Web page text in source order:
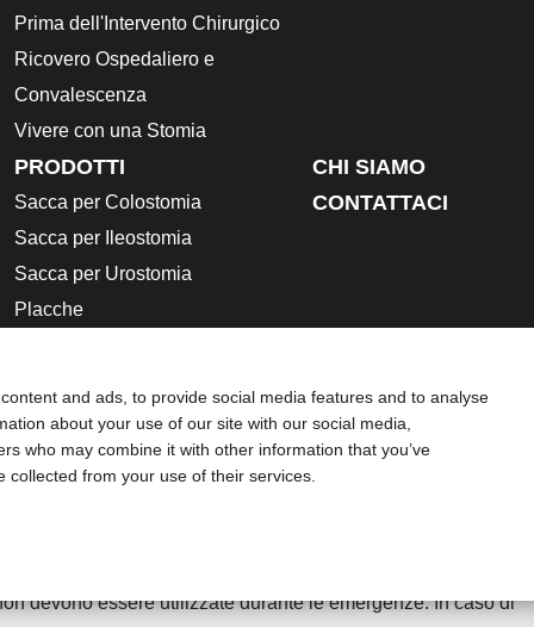
and ads, to provide social media features and to analyse
about your use of our site with our social media,
who may combine it with other information that you’ve
collected from your use of their services.
Prima dell'Intervento Chirurgico
Ricovero Ospedaliero e
Convalescenza
Vivere con una Stomia
PRODOTTI
Sacca per Colostomia
Sacca per Ileostomia
Sacca per Urostomia
Placche
Schede di sicurezza
CHI SIAMO
CONTATTACI
Compliance
d'uso contenute nel foglietto illustrativo fornito con
Avvertenze, Precauzioni d'uso, Eventi avversi e
un parere medico, pertanto è opportuno rivolgersi al proprio
devono essere utilizzate durante le emergenze. In caso di